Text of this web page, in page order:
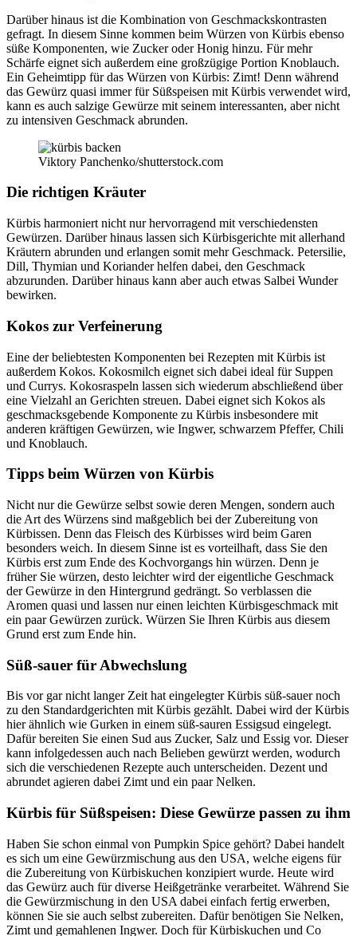
Darüber hinaus ist die Kombination von Geschmackskontrasten
gefragt. In diesem Sinne kommen beim Würzen von Kürbis ebenso
süße Komponenten, wie Zucker oder Honig hinzu. Für mehr
Schärfe eignet sich außerdem eine großzügige Portion Knoblauch.
Ein Geheimtipp für das Würzen von Kürbis: Zimt! Denn während
das Gewürz quasi immer für Süßspeisen mit Kürbis verwendet wird,
kann es auch salzige Gewürze mit seinem interessanten, aber nicht
zu intensiven Geschmack abrunden.
Viktory Panchenko/shutterstock.com
Die richtigen Kräuter
Kürbis harmoniert nicht nur hervorragend mit verschiedensten
Gewürzen. Darüber hinaus lassen sich Kürbisgerichte mit allerhand
Kräutern abrunden und erlangen somit mehr Geschmack. Petersilie,
Dill, Thymian und Koriander helfen dabei, den Geschmack
abzurunden. Darüber hinaus kann aber auch etwas Salbei Wunder
bewirken.
Kokos zur Verfeinerung
Eine der beliebtesten Komponenten bei Rezepten mit Kürbis ist
außerdem Kokos. Kokosmilch eignet sich dabei ideal für Suppen
und Currys. Kokosraspeln lassen sich wiederum abschließend über
eine Vielzahl an Gerichten streuen. Dabei eignet sich Kokos als
geschmacksgebende Komponente zu Kürbis insbesondere mit
anderen kräftigen Gewürzen, wie Ingwer, schwarzem Pfeffer, Chili
und Knoblauch.
Tipps beim Würzen von Kürbis
Nicht nur die Gewürze selbst sowie deren Mengen, sondern auch
die Art des Würzens sind maßgeblich bei der Zubereitung von
Kürbissen. Denn das Fleisch des Kürbisses wird beim Garen
besonders weich. In diesem Sinne ist es vorteilhaft, dass Sie den
Kürbis erst zum Ende des Kochvorgangs hin würzen. Denn je
früher Sie würzen, desto leichter wird der eigentliche Geschmack
der Gewürze in den Hintergrund gedrängt. So verblassen die
Aromen quasi und lassen nur einen leichten Kürbisgeschmack mit
ein paar Gewürzen zurück. Würzen Sie Ihren Kürbis aus diesem
Grund erst zum Ende hin.
Süß-sauer für Abwechslung
Bis vor gar nicht langer Zeit hat eingelegter Kürbis süß-sauer noch
zu den Standardgerichten mit Kürbis gezählt. Dabei wird der Kürbis
hier ähnlich wie Gurken in einem süß-sauren Essigsud eingelegt.
Dafür bereiten Sie einen Sud aus Zucker, Salz und Essig vor. Dieser
kann infolgedessen auch nach Belieben gewürzt werden, wodurch
sich die verschiedenen Rezepte auch unterscheiden. Dezent und
abrundet agieren dabei Zimt und ein paar Nelken.
Kürbis für Süßspeisen: Diese Gewürze passen zu ihm
Haben Sie schon einmal von Pumpkin Spice gehört? Dabei handelt
es sich um eine Gewürzmischung aus den USA, welche eigens für
die Zubereitung von Kürbiskuchen konzipiert wurde. Heute wird
das Gewürz auch für diverse Heißgetränke verarbeitet. Während Sie
die Gewürzmischung in den USA dabei einfach fertig erwerben,
können Sie sie auch selbst zubereiten. Dafür benötigen Sie Nelken,
Zimt und gemahlenen Ingwer. Doch für Kürbiskuchen und Co